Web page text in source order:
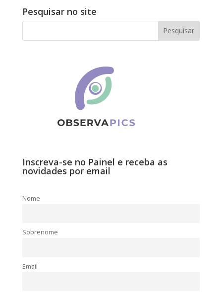
Pesquisar no site
Inscreva-se no Painel e receba as
novidades por email
Nome
Sobrenome
Email